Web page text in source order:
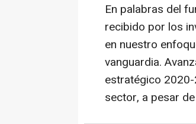
En palabras del
recibido por los
en nuestro
vanguardia.
estratégico
sector, a pesar